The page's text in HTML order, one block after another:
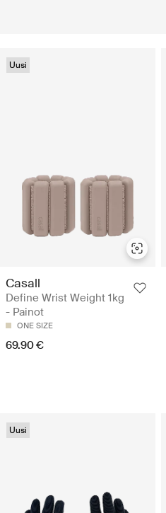
Uusi
Casall
Define Wrist Weight 1kg
- Painot
ONE SIZE
69.90 €
Uusi